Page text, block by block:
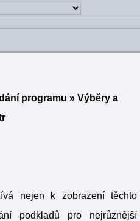
programu » Výběry a
nejen k zobrazení těchto
podkladů pro nejrůznější